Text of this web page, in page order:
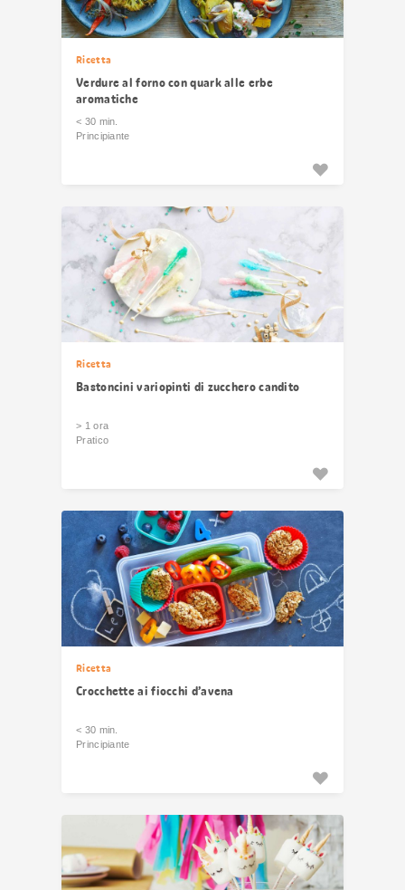
Ricetta
Verdure al forno con quark alle erbe
aromatiche
< 30 min.
Principiante
Ricetta
Bastoncini variopinti di zucchero candito
> 1 ora
Pratico
Ricetta
Crocchette ai fiocchi d’avena
< 30 min.
Principiante